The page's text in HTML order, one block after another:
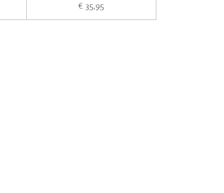
€ 35,95